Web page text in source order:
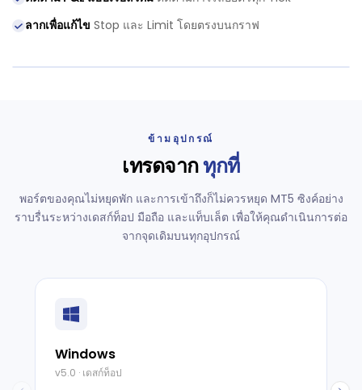
ลากเพื่อแก้ไข Stop และ Limit โดยตรงบนกราฟ
ข้ามอุปกรณ์
เทรดจากทุกที่
พอร์ตของคุณไม่หยุดพัก และการเข้าถึงก็ไม่ควรหยุด MT5 ซิงค์อย่าง
ราบรื่นระหว่างเดสก์ท็อป มือถือ และแท็บเล็ต เพื่อให้คุณดำเนินการต่อ
จากจุดเดิมบนทุกอุปกรณ์
Windows
v5.0 · เดสก์ท็อป